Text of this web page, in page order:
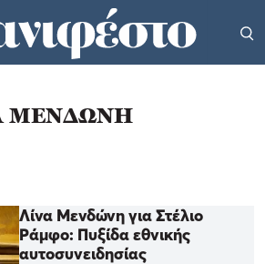
ΜΕΝΔΩΝΗ
Λίνα Μενδώνη για Στέλιο
Ράμφο: Πυξίδα εθνικής
αυτοσυνειδησίας